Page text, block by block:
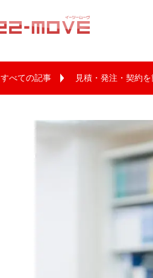
すべての記事 見積・発注・契約